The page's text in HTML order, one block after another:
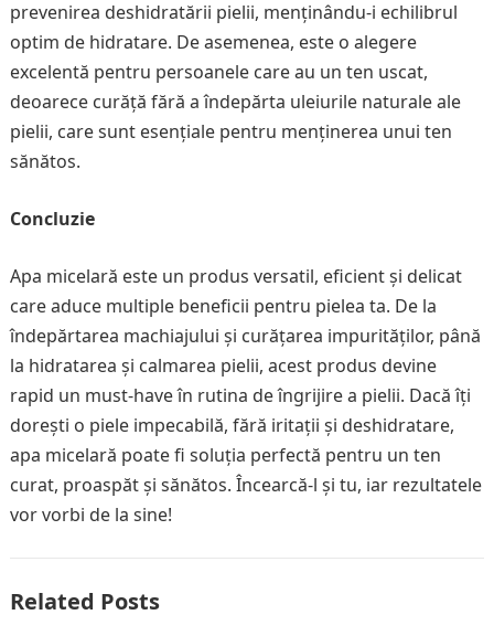
prevenirea deshidratării pielii, menținându-i echilibrul
optim de hidratare. De asemenea, este o alegere
excelentă pentru persoanele care au un ten uscat,
deoarece curăță fără a îndepărta uleiurile naturale ale
pielii, care sunt esențiale pentru menținerea unui ten
sănătos.
Concluzie
Apa micelară este un produs versatil, eficient și delicat
care aduce multiple beneficii pentru pielea ta. De la
îndepărtarea machiajului și curățarea impurităților, până
la hidratarea și calmarea pielii, acest produs devine
rapid un must-have în rutina de îngrijire a pielii. Dacă îți
dorești o piele impecabilă, fără iritații și deshidratare,
apa micelară poate fi soluția perfectă pentru un ten
curat, proaspăt și sănătos. Încearcă-l și tu, iar rezultatele
vor vorbi de la sine!
Related Posts